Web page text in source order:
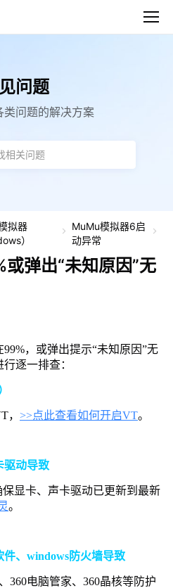
问题
类问题的解决方案
相关问题
拟器
）
MuMu模拟器6启
动异常
弹出“未知原因”无
，或弹出提示“未知原因”无
逐一排查：
， >>点此查看如何开启VT。
驱动导致
显卡、声卡驱动已更新到最新
。
、windows防火墙导致
360电脑管家、360晶核等防护